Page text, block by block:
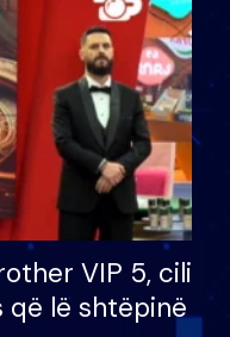
VIP 5, cili
që lë shtëpinë